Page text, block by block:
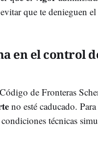
que te denieguen el
en el control
de Fronteras
no esté caducado.
técnicas